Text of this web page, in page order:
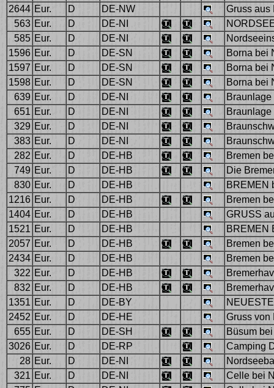
2644 Eur. D DE-NW
Gruss aus
563 Eur. D DE-NI
585 Eur. D DE-NI
1596 Eur. D DE-SN
Borna bei
1597 Eur. D DE-SN
Borna bei
1598 Eur. D DE-SN
Borna bei
639 Eur. D DE-NI
651 Eur. D DE-NI
329 Eur. D DE-NI
383 Eur. D DE-NI
282 Eur. D DE-HB
Bremen
749 Eur. D DE-HB
Die
830 Eur. D DE-HB
BREMEN
1216 Eur. D DE-HB
Bremen
1404 Eur. D DE-HB
GRUSS
1521 Eur. D DE-HB
BREMEN
2057 Eur. D DE-HB
Bremen
2434 Eur. D DE-HB
Bremen
322 Eur. D DE-HB
832 Eur. D DE-HB
1351 Eur. D DE-BY
2452 Eur. D DE-HE
Gruss von
655 Eur. D DE-SH
Büsum
3026 Eur. D DE-RP
Camping
28 Eur. D DE-NI
321 Eur. D DE-NI
Celle bei